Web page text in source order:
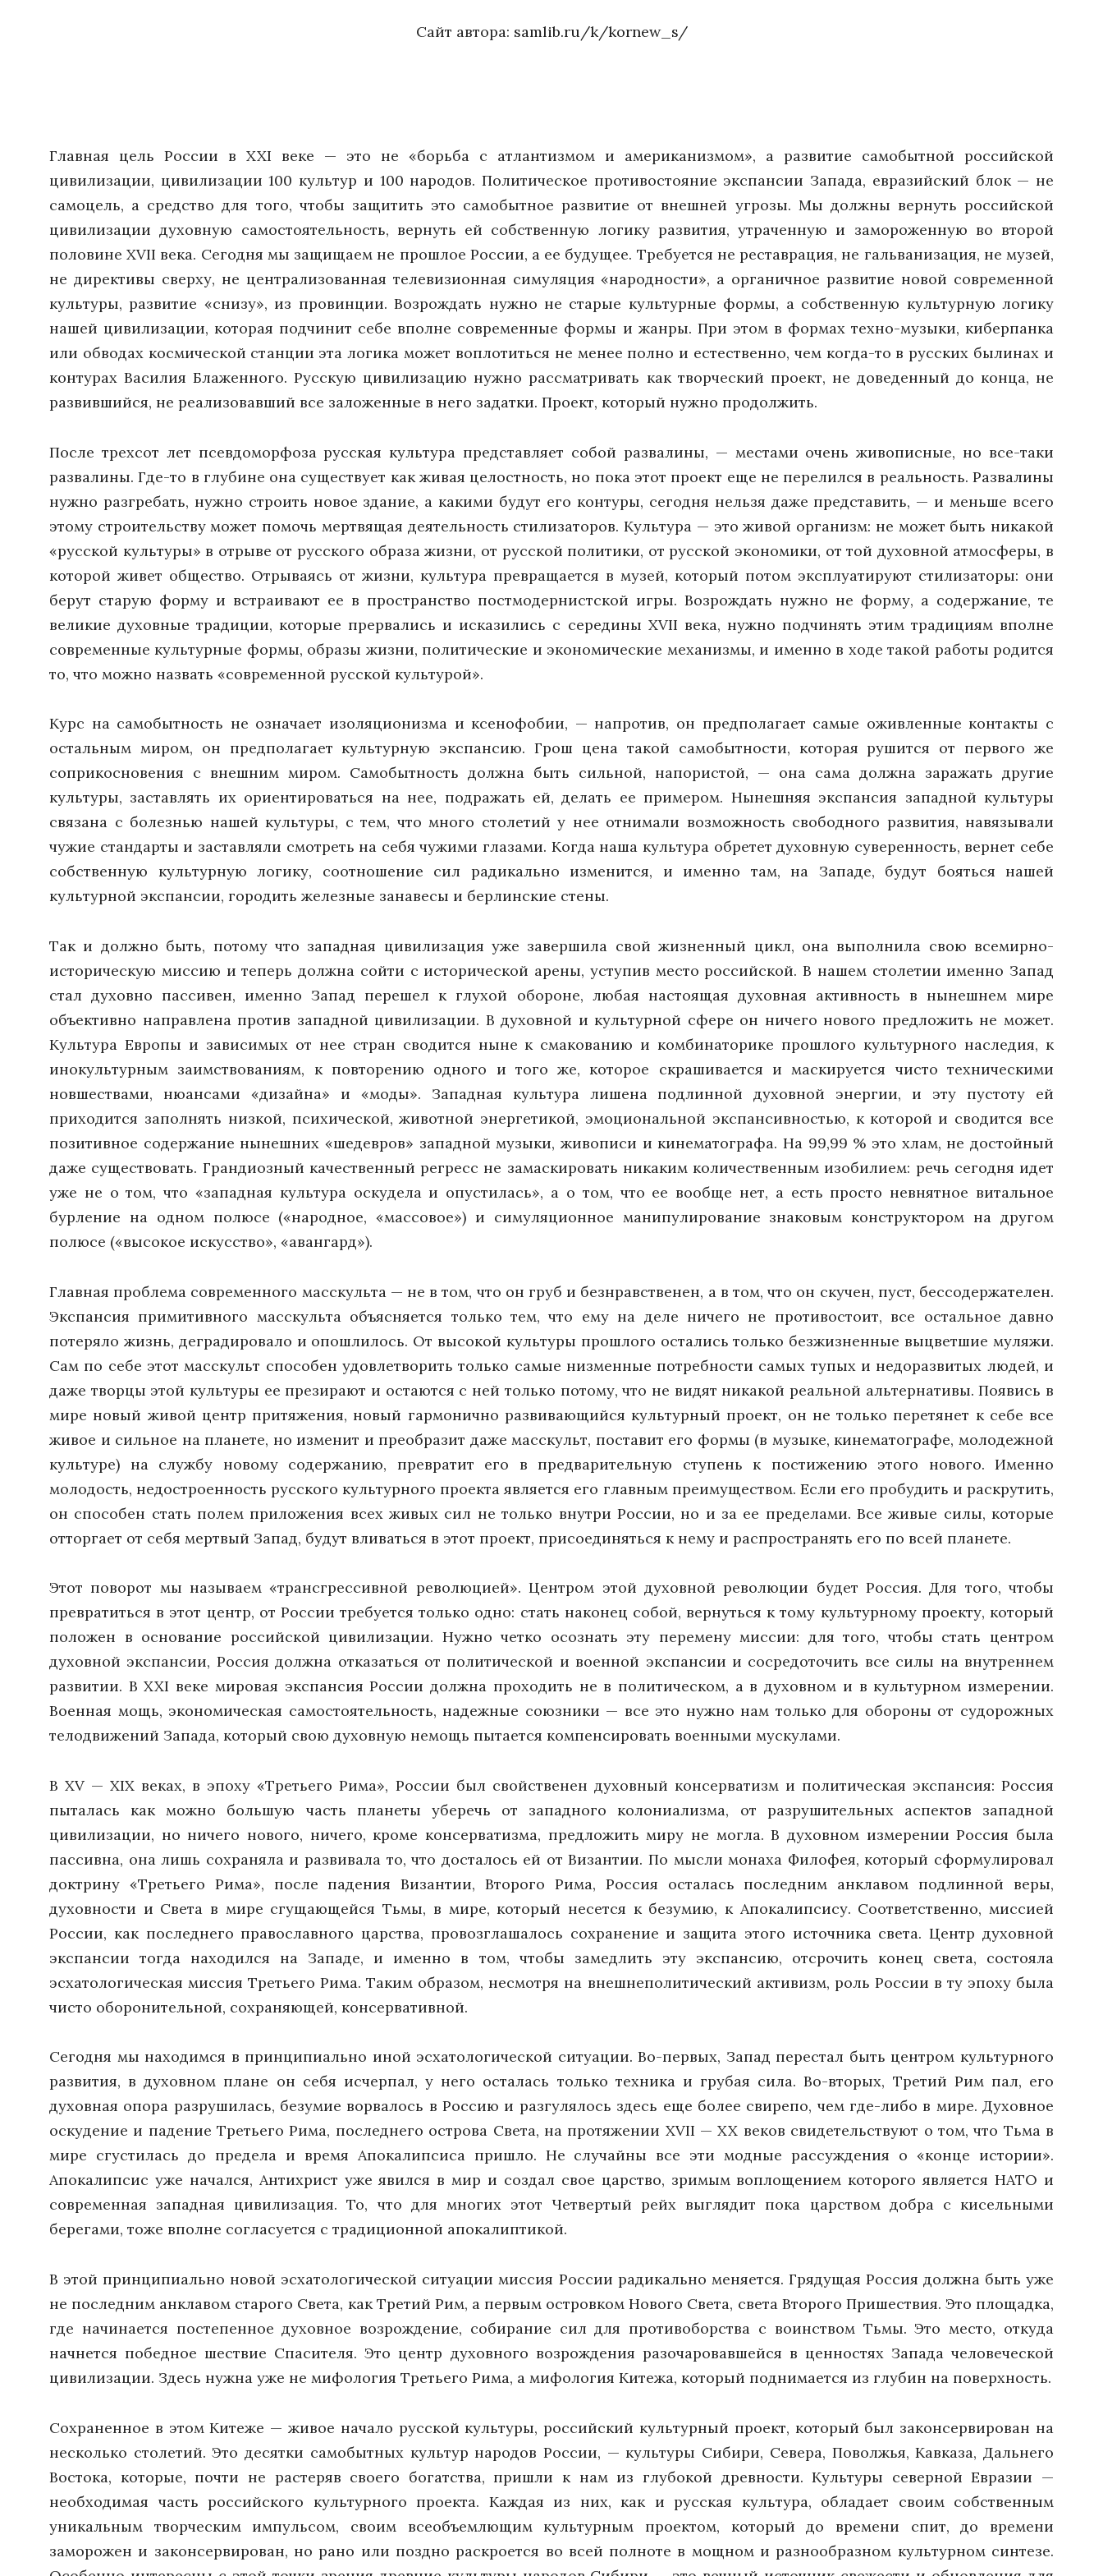
Сайт автора: samlib.ru/k/kornew_s/
Главная цель России в XXI веке — это не «борьба с атлантизмом и американизмом», а развитие самобытной российской
цивилизации, цивилизации 100 культур и 100 народов. Политическое противостояние экспансии Запада, евразийский блок — не
самоцель, а средство для того, чтобы защитить это самобытное развитие от внешней угрозы. Мы должны вернуть российской
цивилизации духовную самостоятельность, вернуть ей собственную логику развития, утраченную и замороженную во второй
половине XVII века. Сегодня мы защищаем не прошлое России, а ее будущее. Требуется не реставрация, не гальванизация, не музей,
не директивы сверху, не централизованная телевизионная симуляция «народности», а органичное развитие новой современной
культуры, развитие «снизу», из провинции. Возрождать нужно не старые культурные формы, а собственную культурную логику
нашей цивилизации, которая подчинит себе вполне современные формы и жанры. При этом в формах техно-музыки, киберпанка
или обводах космической станции эта логика может воплотиться не менее полно и естественно, чем когда-то в русских былинах и
контурах Василия Блаженного. Русскую цивилизацию нужно рассматривать как творческий проект, не доведенный до конца, не
развившийся, не реализовавший все заложенные в него задатки. Проект, который нужно продолжить.
После трехсот лет псевдоморфоза русская культура представляет собой развалины, — местами очень живописные, но все-таки
развалины. Где-то в глубине она существует как живая целостность, но пока этот проект еще не перелился в реальность. Развалины
нужно разгребать, нужно строить новое здание, а какими будут его контуры, сегодня нельзя даже представить, — и меньше всего
этому строительству может помочь мертвящая деятельность стилизаторов. Культура — это живой организм: не может быть никакой
«русской культуры» в отрыве от русского образа жизни, от русской политики, от русской экономики, от той духовной атмосферы, в
которой живет общество. Отрываясь от жизни, культура превращается в музей, который потом эксплуатируют стилизаторы: они
берут старую форму и встраивают ее в пространство постмодернистской игры. Возрождать нужно не форму, а содержание, те
великие духовные традиции, которые прервались и исказились с середины XVII века, нужно подчинять этим традициям вполне
современные культурные формы, образы жизни, политические и экономические механизмы, и именно в ходе такой работы родится
то, что можно назвать «современной русской культурой».
Курс на самобытность не означает изоляционизма и ксенофобии, — напротив, он предполагает самые оживленные контакты с
остальным миром, он предполагает культурную экспансию. Грош цена такой самобытности, которая рушится от первого же
соприкосновения с внешним миром. Самобытность должна быть сильной, напористой, — она сама должна заражать другие
культуры, заставлять их ориентироваться на нее, подражать ей, делать ее примером. Нынешняя экспансия западной культуры
связана с болезнью нашей культуры, с тем, что много столетий у нее отнимали возможность свободного развития, навязывали
чужие стандарты и заставляли смотреть на себя чужими глазами. Когда наша культура обретет духовную суверенность, вернет себе
собственную культурную логику, соотношение сил радикально изменится, и именно там, на Западе, будут бояться нашей
культурной экспансии, городить железные занавесы и берлинские стены.
Так и должно быть, потому что западная цивилизация уже завершила свой жизненный цикл, она выполнила свою всемирно-
историческую миссию и теперь должна сойти с исторической арены, уступив место российской. В нашем столетии именно Запад
стал духовно пассивен, именно Запад перешел к глухой обороне, любая настоящая духовная активность в нынешнем мире
объективно направлена против западной цивилизации. В духовной и культурной сфере он ничего нового предложить не может.
Культура Европы и зависимых от нее стран сводится ныне к смакованию и комбинаторике прошлого культурного наследия, к
инокультурным заимствованиям, к повторению одного и того же, которое скрашивается и маскируется чисто техническими
новшествами, нюансами «дизайна» и «моды». Западная культура лишена подлинной духовной энергии, и эту пустоту ей
приходится заполнять низкой, психической, животной энергетикой, эмоциональной экспансивностью, к которой и сводится все
позитивное содержание нынешних «шедевров» западной музыки, живописи и кинематографа. На 99,99 % это хлам, не достойный
даже существовать. Грандиозный качественный регресс не замаскировать никаким количественным изобилием: речь сегодня идет
уже не о том, что «западная культура оскудела и опустилась», а о том, что ее вообще нет, а есть просто невнятное витальное
бурление на одном полюсе («народное, «массовое») и симуляционное манипулирование знаковым конструктором на другом
полюсе («высокое искусство», «авангард»).
Главная проблема современного масскульта — не в том, что он груб и безнравственен, а в том, что он скучен, пуст, бессодержателен.
Экспансия примитивного масскульта объясняется только тем, что ему на деле ничего не противостоит, все остальное давно
потеряло жизнь, деградировало и опошлилось. От высокой культуры прошлого остались только безжизненные выцветшие муляжи.
Сам по себе этот масскульт способен удовлетворить только самые низменные потребности самых тупых и недоразвитых людей, и
даже творцы этой культуры ее презирают и остаются с ней только потому, что не видят никакой реальной альтернативы. Появись в
мире новый живой центр притяжения, новый гармонично развивающийся культурный проект, он не только перетянет к себе все
живое и сильное на планете, но изменит и преобразит даже масскульт, поставит его формы (в музыке, кинематографе, молодежной
культуре) на службу новому содержанию, превратит его в предварительную ступень к постижению этого нового. Именно
молодость, недостроенность русского культурного проекта является его главным преимуществом. Если его пробудить и раскрутить,
он способен стать полем приложения всех живых сил не только внутри России, но и за ее пределами. Все живые силы, которые
отторгает от себя мертвый Запад, будут вливаться в этот проект, присоединяться к нему и распространять его по всей планете.
Этот поворот мы называем «трансгрессивной революцией». Центром этой духовной революции будет Россия. Для того, чтобы
превратиться в этот центр, от России требуется только одно: стать наконец собой, вернуться к тому культурному проекту, который
положен в основание российской цивилизации. Нужно четко осознать эту перемену миссии: для того, чтобы стать центром
духовной экспансии, Россия должна отказаться от политической и военной экспансии и сосредоточить все силы на внутреннем
развитии. В XXI веке мировая экспансия России должна проходить не в политическом, а в духовном и в культурном измерении.
Военная мощь, экономическая самостоятельность, надежные союзники — все это нужно нам только для обороны от судорожных
телодвижений Запада, который свою духовную немощь пытается компенсировать военными мускулами.
В XV — XIX веках, в эпоху «Третьего Рима», России был свойственен духовный консерватизм и политическая экспансия: Россия
пыталась как можно большую часть планеты уберечь от западного колониализма, от разрушительных аспектов западной
цивилизации, но ничего нового, ничего, кроме консерватизма, предложить миру не могла. В духовном измерении Россия была
пассивна, она лишь сохраняла и развивала то, что досталось ей от Византии. По мысли монаха Филофея, который сформулировал
доктрину «Третьего Рима», после падения Византии, Второго Рима, Россия осталась последним анклавом подлинной веры,
духовности и Света в мире сгущающейся Тьмы, в мире, который несется к безумию, к Апокалипсису. Соответственно, миссией
России, как последнего православного царства, провозглашалось сохранение и защита этого источника света. Центр духовной
экспансии тогда находился на Западе, и именно в том, чтобы замедлить эту экспансию, отсрочить конец света, состояла
эсхатологическая миссия Третьего Рима. Таким образом, несмотря на внешнеполитический активизм, роль России в ту эпоху была
чисто оборонительной, сохраняющей, консервативной.
Сегодня мы находимся в принципиально иной эсхатологической ситуации. Во-первых, Запад перестал быть центром культурного
развития, в духовном плане он себя исчерпал, у него осталась только техника и грубая сила. Во-вторых, Третий Рим пал, его
духовная опора разрушилась, безумие ворвалось в Россию и разгулялось здесь еще более свирепо, чем где-либо в мире. Духовное
оскудение и падение Третьего Рима, последнего острова Света, на протяжении XVII — XX веков свидетельствуют о том, что Тьма в
мире сгустилась до предела и время Апокалипсиса пришло. Не случайны все эти модные рассуждения о «конце истории».
Апокалипсис уже начался, Антихрист уже явился в мир и создал свое царство, зримым воплощением которого является НАТО и
современная западная цивилизация. То, что для многих этот Четвертый рейх выглядит пока царством добра с кисельными
берегами, тоже вполне согласуется с традиционной апокалиптикой.
В этой принципиально новой эсхатологической ситуации миссия России радикально меняется. Грядущая Россия должна быть уже
не последним анклавом старого Света, как Третий Рим, а первым островком Нового Света, света Второго Пришествия. Это площадка,
где начинается постепенное духовное возрождение, собирание сил для противоборства с воинством Тьмы. Это место, откуда
начнется победное шествие Спасителя. Это центр духовного возрождения разочаровавшейся в ценностях Запада человеческой
цивилизации. Здесь нужна уже не мифология Третьего Рима, а мифология Китежа, который поднимается из глубин на поверхность.
Сохраненное в этом Китеже — живое начало русской культуры, российский культурный проект, который был законсервирован на
несколько столетий. Это десятки самобытных культур народов России, — культуры Сибири, Севера, Поволжья, Кавказа, Дальнего
Востока, которые, почти не растеряв своего богатства, пришли к нам из глубокой древности. Культуры северной Евразии —
необходимая часть российского культурного проекта. Каждая из них, как и русская культура, обладает своим собственным
уникальным творческим импульсом, своим всеобъемлющим культурным проектом, который до времени спит, до времени
заморожен и законсервирован, но рано или поздно раскроется во всей полноте в мощном и разнообразном культурном синтезе.